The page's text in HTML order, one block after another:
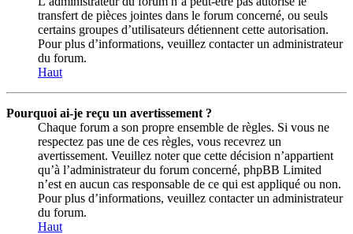
transfert de pièces jointes dans le forum concerné, ou seuls
certains groupes d’utilisateurs détiennent cette autorisation.
Pour plus d’informations, veuillez contacter un administrateur
du forum.
Haut
Pourquoi ai-je reçu un avertissement ?
Chaque forum a son propre ensemble de règles. Si vous ne
respectez pas une de ces règles, vous recevrez un
avertissement. Veuillez noter que cette décision n’appartient
qu’à l’administrateur du forum concerné, phpBB Limited
n’est en aucun cas responsable de ce qui est appliqué ou non.
Pour plus d’informations, veuillez contacter un administrateur
du forum.
Haut